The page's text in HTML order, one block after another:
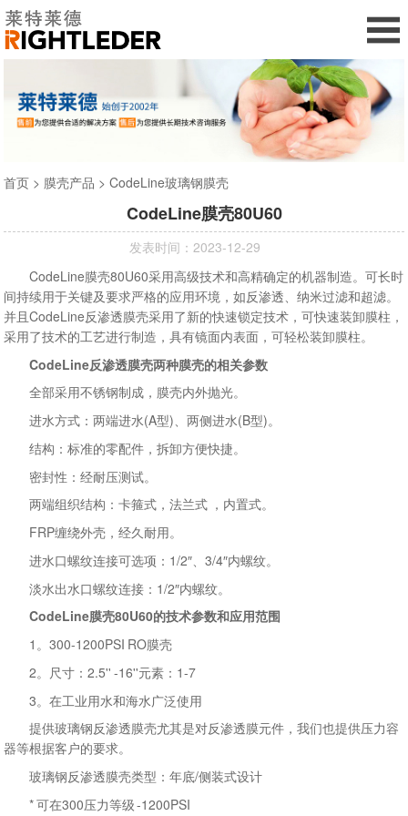
首页 > 膜壳产品 >CodeLine玻璃钢膜壳
CodeLine膜壳80U60
发表时间：2023-12-29
CodeLine膜壳80U60采用高级技术和高精确定的机器制造。可长时
间持续用于关键及要求严格的应用环境，如反渗透、纳米过滤和超滤。
并且CodeLine反渗透膜壳采用了新的快速锁定技术，可快速装卸膜柱，
采用了技术的工艺进行制造，具有镜面内表面，可轻松装卸膜柱。
CodeLine反渗透膜壳两种膜壳的相关参数
全部采用不锈钢制成，膜壳内外抛光。
进水方式：两端进水(A型)、两侧进水(B型)。
结构：标准的零配件，拆卸方便快捷。
密封性：经耐压测试。
两端组织结构：卡箍式，法兰式 ，内置式。
FRP缠绕外壳，经久耐用。
进水口螺纹连接可选项：1/2″、3/4″内螺纹。
淡水出水口螺纹连接：1/2″内螺纹。
CodeLine膜壳80U60的技术参数和应用范围
1。300-1200PSI RO膜壳
2。尺寸：2.5'' -16''元素：1-7
3。在工业用水和海水广泛使用
提供玻璃钢反渗透膜壳尤其是对反渗透膜元件，我们也提供压力容
器等根据客户的要求。
玻璃钢反渗透膜壳类型：年底/侧装式设计
* 可在300压力等级 -1200PSI